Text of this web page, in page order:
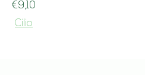
€9,10
Cilio